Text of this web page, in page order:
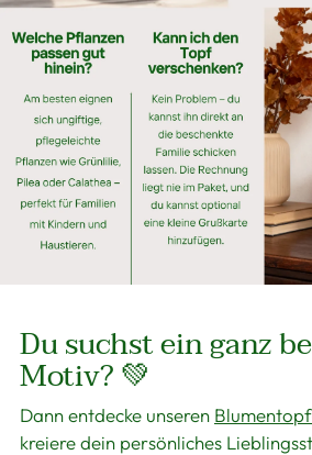
Du suchst ein ganz
Motiv? 💚
Dann entdecke unseren
kreiere dein persönliches